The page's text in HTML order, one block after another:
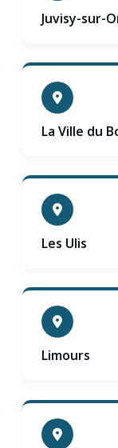
Juvisy-sur-
La Ville du
Les Ulis
Limours